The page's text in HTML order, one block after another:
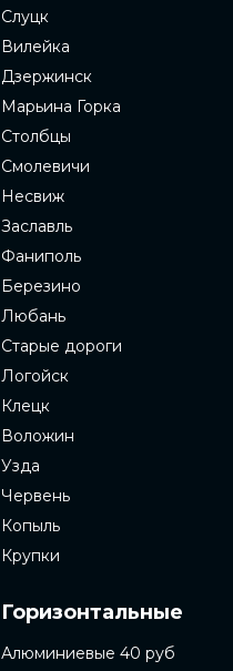
Слуцк
Вилейка
Дзержинск
Марьина Горка
Столбцы
Смолевичи
Несвиж
Заславль
Фаниполь
Березино
Любань
Старые дороги
Логойск
Клецк
Воложин
Узда
Червень
Копыль
Крупки
Горизонтальные
Алюминиевые 40 руб